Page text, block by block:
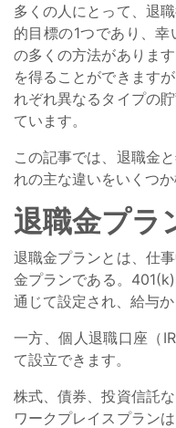
多くの人にとって、退
的目標の1つであり、
の多くの方法がありま
を得ることができますが
れぞれ異なるタイプの
ています。
この記事では、退職金
れの主な違いをいくつか
退職金プラ
退職金プランとは、仕
金プランである。
通じて設定され、給与
一方、個人退職口座（
て設立できます。
株式、債券、投資信託
ワークプレイスプラン